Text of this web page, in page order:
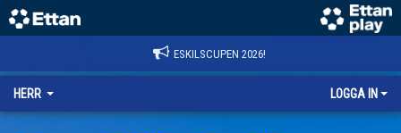
ESKILSCUPEN 2026!
HERR LOGGA IN